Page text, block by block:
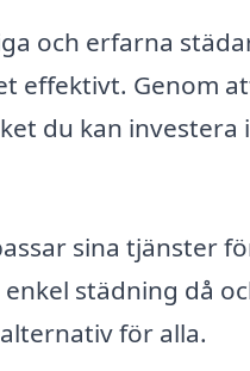
och erfarna
effektivt. Genom
du kan investera i
sina tjänster
städning då
för alla.